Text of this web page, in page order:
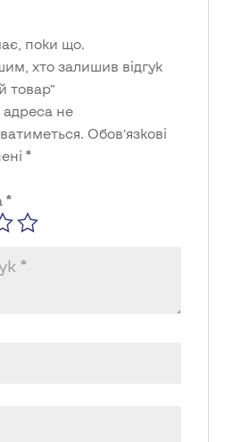
поки що.
хто залишив відгук
товар”
не
Обов’язкові
*
*